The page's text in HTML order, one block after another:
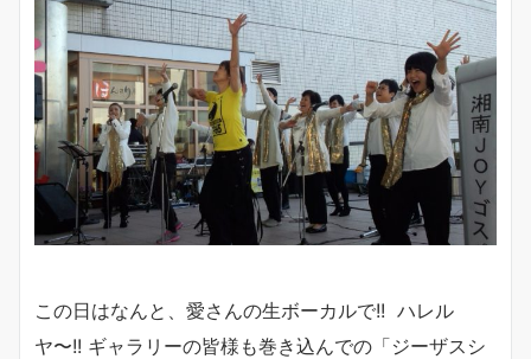
この日はなんと、愛さんの生ボーカルで!! ハレル
ヤ〜!! ギャラリーの皆様も巻き込んでの「ジーザスシ